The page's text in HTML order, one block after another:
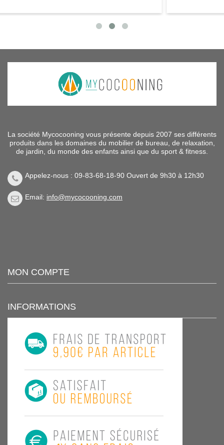
La société Mycocooning vous présente depuis 2007 ses différents
produits dans les domaines du mobilier de bureau, de relaxation,
de jardin, du monde des enfants ainsi que du sport & fitness.
Appelez-nous : 09-83-68-18-90 Ouvert de 9h30 à 12h30
Email: info@mycocooning.com
MON COMPTE
INFORMATIONS